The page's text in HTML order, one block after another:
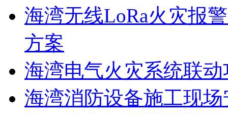
海湾无线LoRa火灾报
方案
海湾电气火灾系统联
海湾消防设备施工现